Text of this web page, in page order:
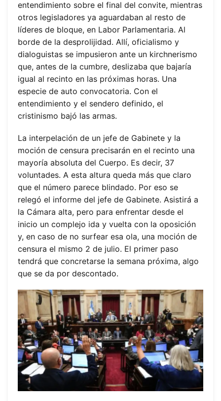
entendimiento sobre el final del convite, mientras
otros legisladores ya aguardaban al resto de
líderes de bloque, en Labor Parlamentaria. Al
borde de la desprolijidad. Allí, oficialismo y
dialoguistas se impusieron ante un kirchnerismo
que, antes de la cumbre, deslizaba que bajaría
igual al recinto en las próximas horas. Una
especie de auto convocatoria. Con el
entendimiento y el sendero definido, el
cristinismo bajó las armas.
La interpelación de un jefe de Gabinete y la
moción de censura precisarán en el recinto una
mayoría absoluta del Cuerpo. Es decir, 37
voluntades. A esta altura queda más que claro
que el número parece blindado. Por eso se
relegó el informe del jefe de Gabinete. Asistirá a
la Cámara alta, pero para enfrentar desde el
inicio un complejo ida y vuelta con la oposición
y, en caso de no surfear esa ola, una moción de
censura el mismo 2 de julio. El primer paso
tendrá que concretarse la semana próxima, algo
que se da por descontado.